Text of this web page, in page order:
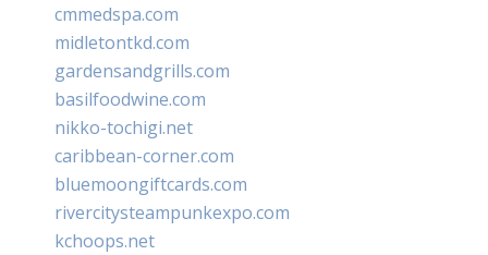
cmmedspa.com
midletontkd.com
gardensandgrills.com
basilfoodwine.com
nikko-tochigi.net
caribbean-corner.com
bluemoongiftcards.com
rivercitysteampunkexpo.com
kchoops.net